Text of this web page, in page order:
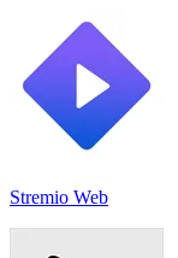
Stremio Web